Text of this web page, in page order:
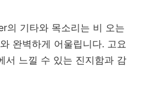
의 기타와 목소리는 비 오는
완벽하게 어울립니다. 고요
서 느낄 수 있는 진지함과 감